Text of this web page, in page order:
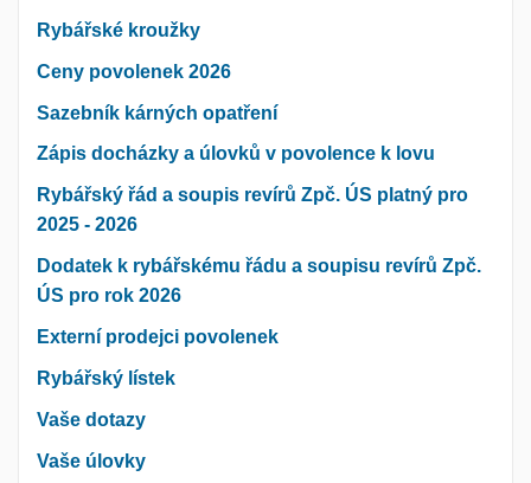
Rybářské kroužky
Ceny povolenek 2026
Sazebník kárných opatření
Zápis docházky a úlovků v povolence k lovu
Rybářský řád a soupis revírů Zpč. ÚS platný pro
2025 - 2026
Dodatek k rybářskému řádu a soupisu revírů Zpč.
ÚS pro rok 2026
Externí prodejci povolenek
Rybářský lístek
Vaše dotazy
Vaše úlovky